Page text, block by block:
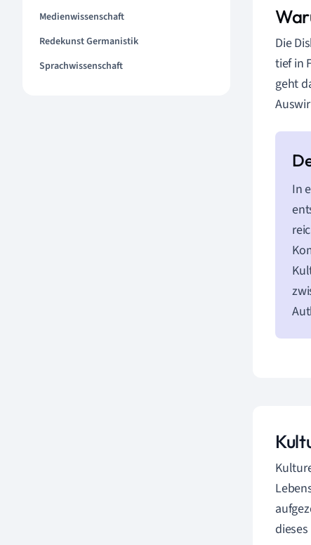
Medienwissenschaft
Redekunst Germanistik
Sprachwissenschaft
Die
tief in
geht
In